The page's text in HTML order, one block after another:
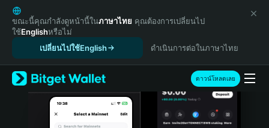
English
日本語
Tiếng Việt
Español (Latinoamérica)
Türkçe
Italiano
ขณะนี้คุณกำลังดูหน้านี้ในภาษาไทย คุณต้องการเปลี่ยนไป
ใช้Englishหรือไม่
เปลี่ยนไปใช้English
ดำเนินการต่อในภาษาไทย
ดาวน์โหลดเลย